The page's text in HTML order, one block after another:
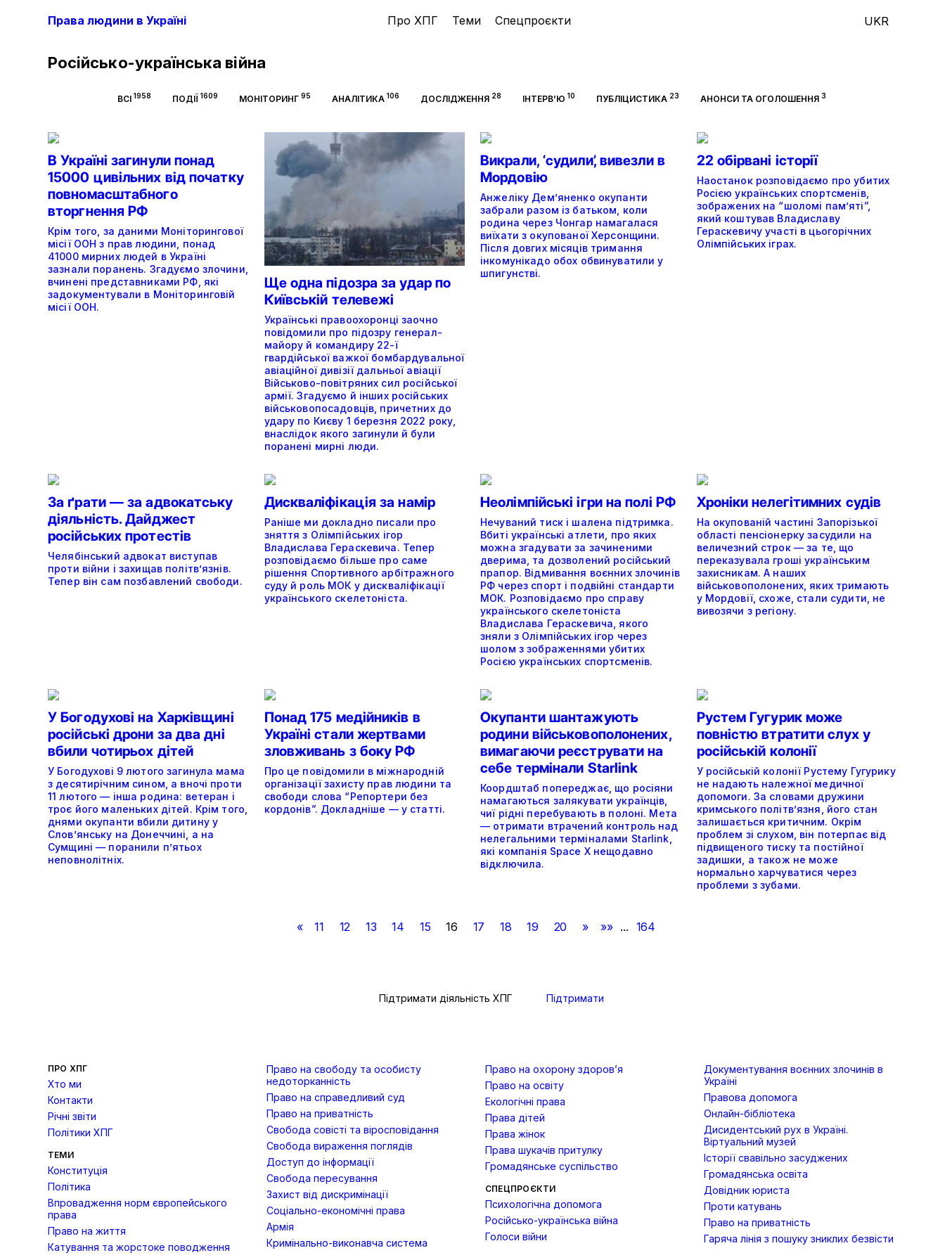
Права людини в Україні Про ХПГ Теми Спецпроєкти UKR
Російсько-українська війна
ВСІ 1958 ПОДІЇ 1609 МОНІТОРИНГ 95 АНАЛІТИКА 106 ДОСЛІДЖЕННЯ 28 ІНТЕРВ’Ю 10 ПУБЛІЦИСТИКА 23 АНОНСИ ТА ОГОЛОШЕННЯ 3
В Україні загинули понад
15000 цивільних від початку
повномасштабного
вторгнення РФ
Крім того, за даними Моніторингової
місії ООН з прав людини, понад
41000 мирних людей в Україні
зазнали поранень. Згадуємо злочини,
вчинені представниками РФ, які
задокументували в Моніторинговій
місії ООН.
Ще одна підозра за удар по
Київській телевежі
Українські правоохоронці заочно
повідомили про підозру генерал-
майору й командиру 22-ї
гвардійської важкої бомбардувальної
авіаційної дивізії дальньої авіації
Військово-повітряних сил російської
армії. Згадуємо й інших російських
військовопосадовців, причетних до
удару по Києву 1 березня 2022 року,
внаслідок якого загинули й були
поранені мирні люди.
Викрали, ‘судили’, вивезли в
Мордовію
Анжеліку Дем’яненко окупанти
забрали разом із батьком, коли
родина через Чонгар намагалася
виїхати з окупованої Херсонщини.
Після довгих місяців тримання
інкомунікадо обох обвинуватили у
шпигунстві.
22 обірвані історії
Наостанок розповідаємо про убитих
Росією українських спортсменів,
зображених на “шоломі пам’яті”,
який коштував Владиславу
Гераскевичу участі в цьогорічних
Олімпійських іграх.
За ґрати — за адвокатську
діяльність. Дайджест
російських протестів
Челябінський адвокат виступав
проти війни і захищав політв’язнів.
Тепер він сам позбавлений свободи.
Дискваліфікація за намір
Раніше ми докладно писали про
зняття з Олімпійських ігор
Владислава Гераскевича. Тепер
розповідаємо більше про саме
рішення Спортивного арбітражного
суду й роль МОК у дискваліфікації
українського скелетоніста.
Неолімпійські ігри на полі РФ
Нечуваний тиск і шалена підтримка.
Вбиті українські атлети, про яких
можна згадувати за зачиненими
дверима, та дозволений російський
прапор. Відмивання воєнних злочинів
РФ через спорт і подвійні стандарти
МОК. Розповідаємо про справу
українського скелетоніста
Владислава Гераскевича, якого
зняли з Олімпійських ігор через
шолом з зображеннями убитих
Росією українських спортсменів.
Хроніки нелегітимних судів
На окупованій частині Запорізької
області пенсіонерку засудили на
величезний строк — за те, що
переказувала гроші українським
захисникам. А наших
військовополонених, яких тримають
у Мордовії, схоже, стали судити, не
вивозячи з регіону.
У Богодухові на Харківщині
російські дрони за два дні
вбили чотирьох дітей
У Богодухові 9 лютого загинула мама
з десятирічним сином, а вночі проти
11 лютого — інша родина: ветеран і
троє його маленьких дітей. Крім того,
днями окупанти вбили дитину у
Слов’янську на Донеччині, а на
Сумщині — поранили п’ятьох
неповнолітніх.
Понад 175 медійників в
Україні стали жертвами
зловживань з боку РФ
Про це повідомили в міжнародній
організації захисту прав людини та
свободи слова “Репортери без
кордонів”. Докладніше — у статті.
Окупанти шантажують
родини військовополонених,
вимагаючи реєструвати на
себе термінали Starlink
Коордштаб попереджає, що росіяни
намагаються залякувати українців,
чиї рідні перебувають в полоні. Мета
— отримати втрачений контроль над
нелегальними терміналами Starlink,
які компанія Space X нещодавно
відключила.
Рустем Гугурик може
повністю втратити слух у
російській колонії
У російській колонії Рустему Гугурику
не надають належної медичної
допомоги. За словами дружини
кримського політвʼязня, його стан
залишається критичним. Окрім
проблем зі слухом, він потерпає від
підвищеного тиску та постійної
задишки, а також не може
нормально харчуватися через
проблеми з зубами.
« 11 12 13 14 15 16 17 18 19 20 » »» ... 164
Підтримати діяльність ХПГ Підтримати
ПРО ХПГ
Хто ми
Контакти
Річні звіти
Політики ХПГ
ТЕМИ
Конституція
Політика
Впровадження норм європейського
права
Право на життя
Катування та жорстоке поводження
Право на свободу та особисту
недоторканність
Право на справедливий суд
Право на приватність
Свобода совісті та віросповідання
Свобода вираження поглядів
Доступ до інформації
Свобода пересування
Захист від дискримінації
Соціально-економічні права
Армія
Кримінально-виконавча система
Право на охорону здоров’я
Право на освіту
Екологічні права
Права дітей
Права жінок
Права шукачів притулку
Громадянське суспільство
СПЕЦПРОЄКТИ
Психологічна допомога
Російсько-українська війна
Голоси війни
Документування воєнних злочинів в
Україні
Правова допомога
Онлайн-бібліотека
Дисидентський рух в Україні.
Віртуальний музей
Історії свавільно засуджених
Громадянська освіта
Довідник юриста
Проти катувань
Право на приватність
Гаряча лінія з пошуку зниклих безвісти